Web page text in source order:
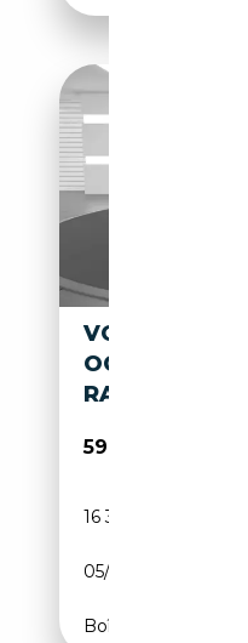
OCEAN 2.0
RADAR) NAVI
59 900€
16 300 km
05/2025
Boîte automatique